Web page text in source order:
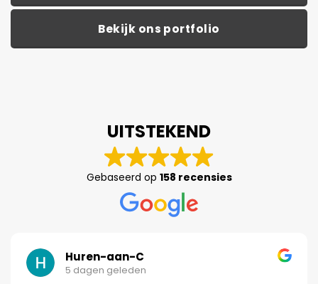
Bekijk ons portfolio
UITSTEKEND
Gebaseerd op 158 recensies
Huren-aan-C
5 dagen geleden